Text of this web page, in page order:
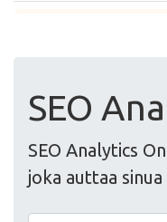
SEO
SEO Analytics
joka auttaa